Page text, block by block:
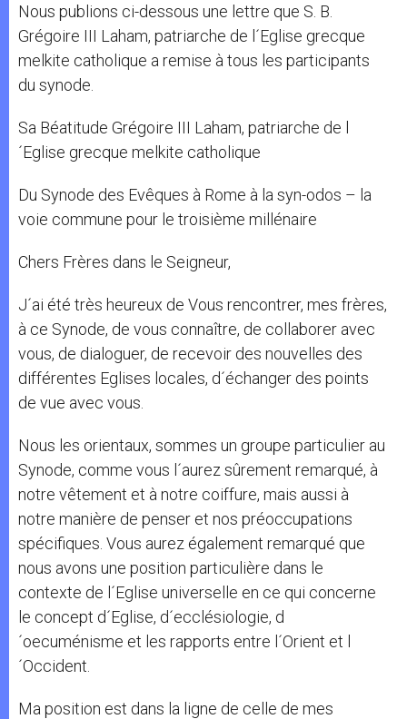
Nous publions ci-dessous une lettre que S. B.
Grégoire III Laham, patriarche de l´Eglise grecque
melkite catholique a remise à tous les participants
du synode.
Sa Béatitude Grégoire III Laham, patriarche de l
´Eglise grecque melkite catholique
Du Synode des Evêques à Rome à la syn-odos – la
voie commune pour le troisième millénaire
Chers Frères dans le Seigneur,
J´ai été très heureux de Vous rencontrer, mes frères,
à ce Synode, de vous connaître, de collaborer avec
vous, de dialoguer, de recevoir des nouvelles des
différentes Eglises locales, d´échanger des points
de vue avec vous.
Nous les orientaux, sommes un groupe particulier au
Synode, comme vous l´aurez sûrement remarqué, à
notre vêtement et à notre coiffure, mais aussi à
notre manière de penser et nos préoccupations
spécifiques. Vous aurez également remarqué que
nous avons une position particulière dans le
contexte de l´Eglise universelle en ce qui concerne
le concept d´Eglise, d´ecclésiologie, d
´oecuménisme et les rapports entre l´Orient et l
´Occident.
Ma position est dans la ligne de celle de mes